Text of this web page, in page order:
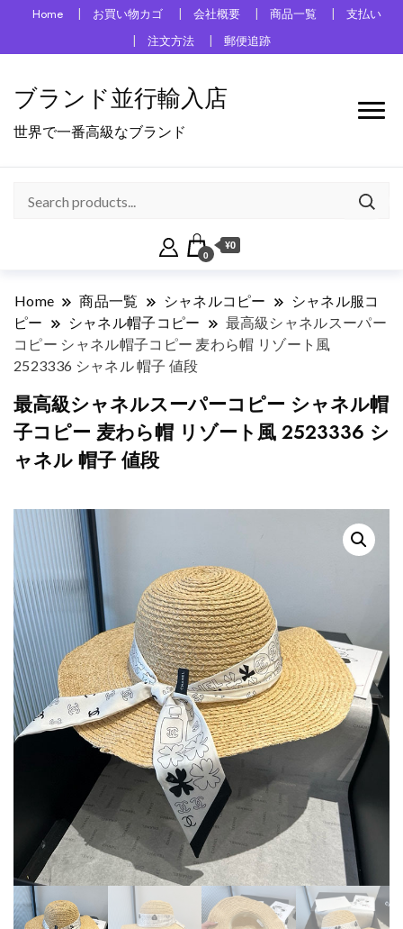
Home お買い物カゴ 会社概要 商品一覧
支払い
注文方法
郵便追跡
ブランド並行輸入店
世界で一番高級なブランド
0
¥0
Home 商品一覧 シャネルコピー
シャネル服コ
ピー
シャネル帽子コピー
最高級シャネルスーパー
コピー シャネル帽子コピー 麦わら帽 リゾート風
2523336 シャネル 帽子 値段
最高級シャネルスーパーコピー シャネル帽
子コピー 麦わら帽 リゾート風 2523336 シ
ャネル 帽子 値段